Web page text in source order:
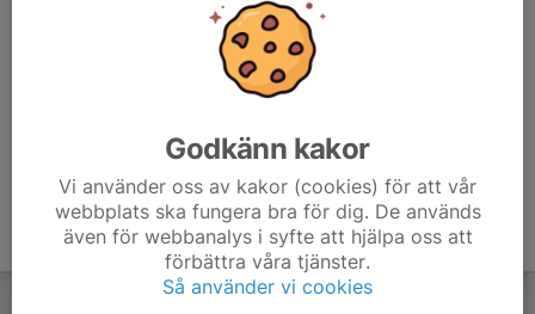
och kan är välkomna! Anmäl er innan så vi vet hur många
Godkänn kakor
Vi använder oss av kakor (cookies) för att vår
webbplats ska fungera bra för dig. De används
även för webbanalys i syfte att hjälpa oss att
förbättra våra tjänster.
Så använder vi cookies